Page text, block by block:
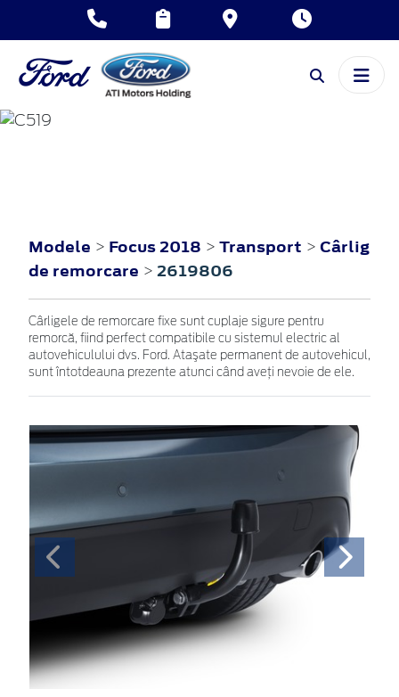
FOCUS
Modele > Focus 2018 > Transport > Cârlig
de remorcare > 2619806
Cârligele de remorcare fixe sunt cuplaje sigure pentru
remorcă, fiind perfect compatibile cu sistemul electric al
autovehiculului dvs. Ford. Ataşate permanent de autovehicul,
sunt întotdeauna prezente atunci când aveţi nevoie de ele.